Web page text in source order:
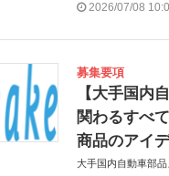
2026/07/08
募集要項
【大手国内
関わるすべ
商品のアイ
大手国内自動車部